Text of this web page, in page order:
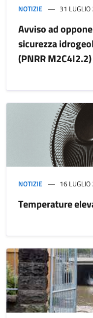
NOTIZIE 31
Avviso ad
sicurezza
(PNRR M2C4I2.2)
NOTIZIE 16
Temperature